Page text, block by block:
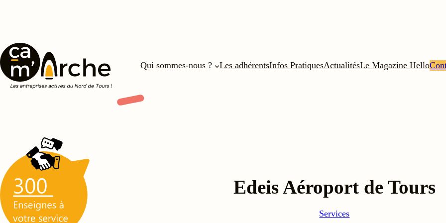
Qui sommes-nous ? Les adhérentsInfos PratiquesActualitésLe Magazine Hello
Edeis Aéroport de Tours
Services